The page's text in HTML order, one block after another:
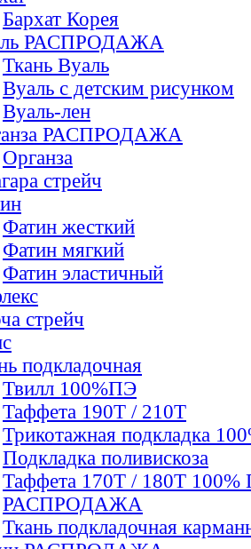
Бархат Корея
РАСПРОДАЖА
Ткань Вуаль
Вуаль с детским рисунком
Вуаль-лен
РАСПРОДАЖА
Органза
стрейч
Фатин жесткий
Фатин мягкий
Фатин элаcтичный
стрейч
подкладочная
Твилл 100%ПЭ
Таффета 190Т / 210Т
Трикотажная подкладка
Подкладка поливискоза
Таффета 170Т / 180Т 100%
РАСПРОДАЖА
Ткань подкладочная